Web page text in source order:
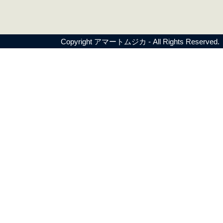
Copyright アマートムジカ - All Rights Reserved.